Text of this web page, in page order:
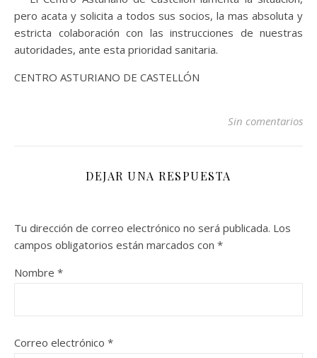
pero acata y solicita a todos sus socios, la mas absoluta y
estricta colaboración con las instrucciones de nuestras
autoridades, ante esta prioridad sanitaria.
CENTRO ASTURIANO DE CASTELLÓN
Sin comentarios
DEJAR UNA RESPUESTA
Tu dirección de correo electrónico no será publicada. Los
campos obligatorios están marcados con *
Nombre *
Correo electrónico *